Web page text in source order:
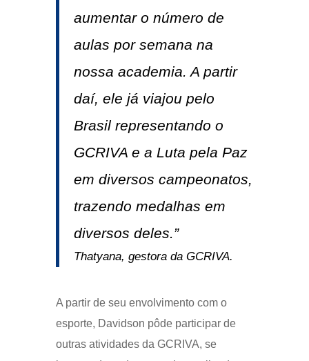
aumentar o número de
aulas por semana na
nossa academia. A partir
daí, ele já viajou pelo
Brasil representando o
GCRIVA e a Luta pela Paz
em diversos campeonatos,
trazendo medalhas em
diversos deles.”
Thatyana, gestora da GCRIVA.
A partir de seu envolvimento com o
esporte, Davidson pôde participar de
outras atividades da GCRIVA, se